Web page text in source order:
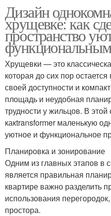
Дизайн
хрущевке: как
пространство
функциональным
Хрущевки — это
которая до сих пор
своей доступности и
площадь и неудобная
трудности у жильцов. В
какtransformer маленькую
уютное и функциональное
Планировка и зонирование
Одним из главных этапов в
является правильная
квартире важно разделить
использования
простора.